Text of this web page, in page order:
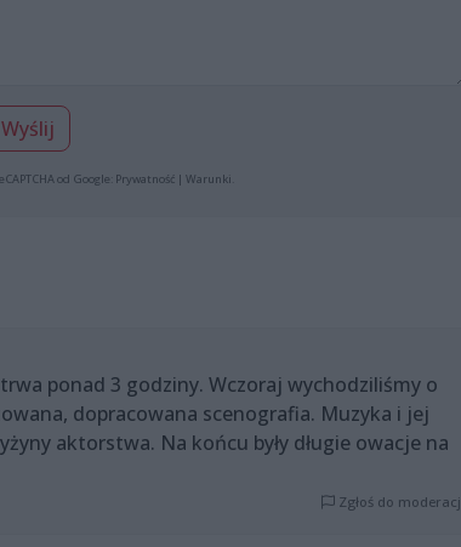
Wyślij
od Google: Prywatność| Warunki
ponad 3 godziny. Wczoraj wychodziliśmy o
dopracowana scenografia. Muzyka i jej
aktorstwa. Na końcu były długie owacje na
Zgłoś do